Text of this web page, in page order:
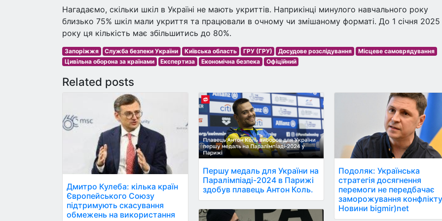
Нагадаємо, скільки шкіл в Україні не мають укриттів. Наприкінці минулого навчального року
близько 75% шкіл мали укриття та працювали в очному чи змішаному форматі. До 1 січня 2025
року ця кількість має збільшитись до 80%.
Запоріжжя Служба безпеки України Київська область ГРУ (ГРУ) Досудове розслідування
Місцеве самоврядування
Цивільна оборона за країнами
Експертиза Економічна безпека Офіційний
Related posts
Дмитро Кулеба: кілька країн
Європейського Союзу
підтримують скасування
обмежень на використання
Першу медаль для України на
Паралімпіаді-2024 в Парижі
здобув плавець Антон Коль.
Подоляк: Українська
стратегія досягнення
перемоги не передбачає
заморожування
Новини bigmir)net